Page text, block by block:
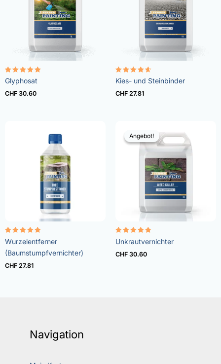
Bewertet
mit
4.96
von 5
Glyphosat
CHF 30.60
Bewertet
mit
4.57
von 5
Kies- und Steinbinder
CHF 27.81
Bewertet
mit
5.00
von 5
Wurzelentferner
(Baumstumpfvernichter)
CHF 27.81
Angebot!
Angebot!
Bewertet
mit
4.73
von 5
Unkrautvernichter
CHF 30.60
Navigation